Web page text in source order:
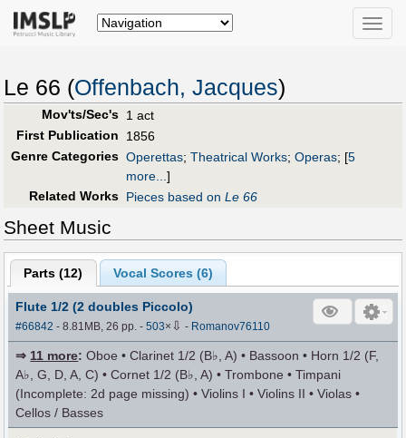
Toggle
Le 66 (Offenbach, Jacques)
Mov'ts/Sec's 1 act
First Publication
1856
Genre Categories Operettas; Theatrical Works; Operas; [5
more...]
Related Works Pieces based on Le 66
Sheet Music
Parts (12) Vocal Scores (6)
Flute 1/2 (2 doubles Piccolo)
#66842 - 8.81MB, 26 pp.-503× ⇩ - Romanov76110
⇒ 11 more: Oboe • Clarinet 1/2 (B♭, A) • Bassoon • Horn 1/2 (F,
A♭, G, D, A, C) • Cornet 1/2 (B♭, A) • Trombone • Timpani
(Incomplete: 2d page missing) • Violins I • Violins II • Violas •
Cellos / Basses